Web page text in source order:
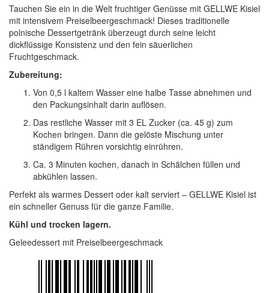
Tauchen Sie ein in die Welt fruchtiger Genüsse mit GELLWE Kisiel
mit intensivem Preiselbeergeschmack! Dieses traditionelle
polnische Dessertgetränk überzeugt durch seine leicht
dickflüssige Konsistenz und den fein säuerlichen
Fruchtgeschmack.
Zubereitung:
Von 0,5 l kaltem Wasser eine halbe Tasse abnehmen und
den Packungsinhalt darin auflösen.
Das restliche Wasser mit 3 EL Zucker (ca. 45 g) zum
Kochen bringen. Dann die gelöste Mischung unter
ständigem Rühren vorsichtig einrühren.
Ca. 3 Minuten kochen, danach in Schälchen füllen und
abkühlen lassen.
Perfekt als warmes Dessert oder kalt serviert – GELLWE Kisiel ist
ein schneller Genuss für die ganze Familie.
Kühl und trocken lagern.
Geleedessert mit Preiselbeergeschmack